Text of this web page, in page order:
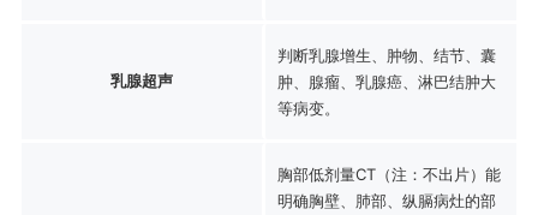
乳腺超声
判断乳腺增生、肿物、结节、囊
肿、腺瘤、乳腺癌、淋巴结肿大
等病变。
胸部低剂量CT（注：不出片）能
明确胸壁、肺部、纵膈病灶的部